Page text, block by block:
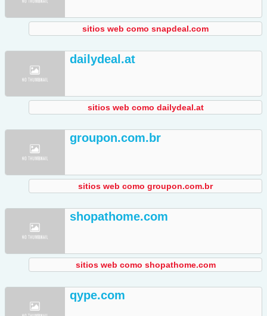
sitios web como snapdeal.com
dailydeal.at
sitios web como dailydeal.at
groupon.com.br
sitios web como groupon.com.br
shopathome.com
sitios web como shopathome.com
qype.com